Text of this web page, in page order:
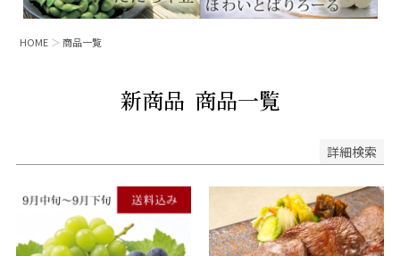
HOME 商品一覧
新商品 商品一覧
詳細検索
商品番号